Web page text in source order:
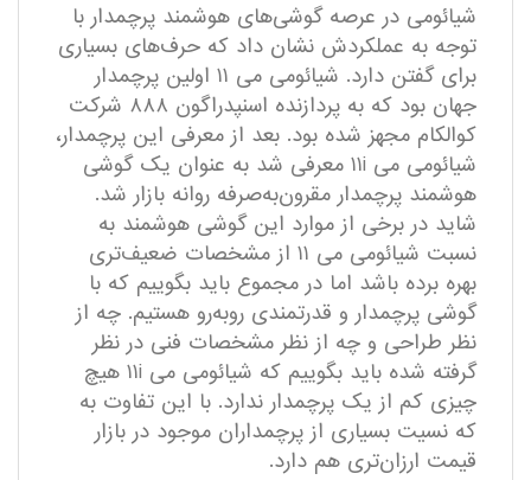
شیائومی در عرصه گوشی‌های هوشمند پرچمدار با
توجه به عملکردش نشان داد که حرف‌های بسیاری
برای گفتن دارد. شیائومی می ۱۱ اولین پرچمدار
جهان بود که به پردازنده اسنپدراگون ۸۸۸ شرکت
کوالکام مجهز شده بود. بعد از معرفی این پرچمدار،
شیائومی می ۱۱i معرفی شد به عنوان یک گوشی
هوشمند پرچمدار مقرون‌به‌صرفه روانه بازار شد.
شاید در برخی از موارد این گوشی هوشمند به
نسبت شیائومی می ۱۱ از مشخصات ضعیف‌تری
بهره برده باشد اما در مجموع باید بگوییم که با
گوشی پرچمدار و قدرتمندی رو‌به‌رو هستیم. چه از
نظر طراحی و چه از نظر مشخصات فنی در نظر
گرفته شده باید بگوییم که شیائومی می ۱۱i هیچ
چیزی کم از یک پرچمدار ندارد. با این تفاوت به
که نسیت بسیاری از پرچمداران موجود در بازار
قیمت ارزان‌تری هم دارد.